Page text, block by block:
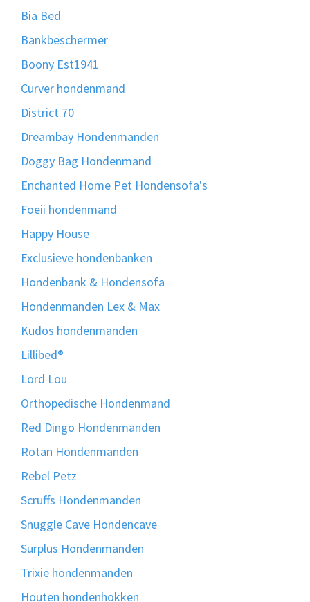
Bia Bed
Bankbeschermer
Boony Est1941
Curver hondenmand
District 70
Dreambay Hondenmanden
Doggy Bag Hondenmand
Enchanted Home Pet Hondensofa's
Foeii hondenmand
Happy House
Exclusieve hondenbanken
Hondenbank & Hondensofa
Hondenmanden Lex & Max
Kudos hondenmanden
Lillibed®
Lord Lou
Orthopedische Hondenmand
Red Dingo Hondenmanden
Rotan Hondenmanden
Rebel Petz
Scruffs Hondenmanden
Snuggle Cave Hondencave
Surplus Hondenmanden
Trixie hondenmanden
Houten hondenhokken